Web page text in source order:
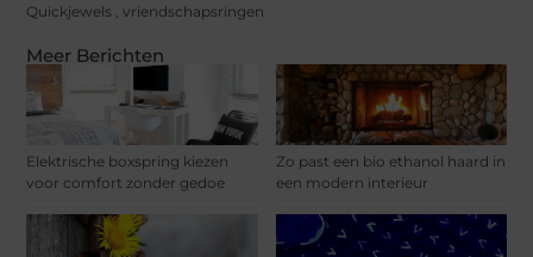
Meer Berichten
Elektrische boxspring kiezen
voor comfort zonder gedoe
Zo past een bio ethanol haard in
een modern interieur
Quickjewels ,vriendschapsringen